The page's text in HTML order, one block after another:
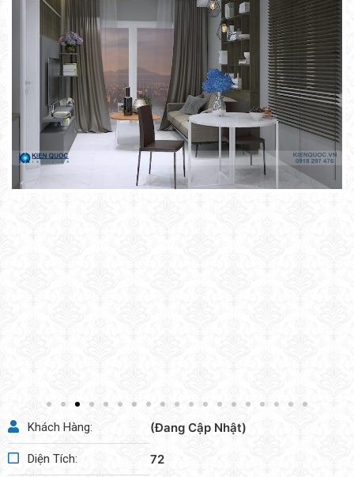
Khách Hàng:
Diện Tích:
(Đang Cập Nhật)
72